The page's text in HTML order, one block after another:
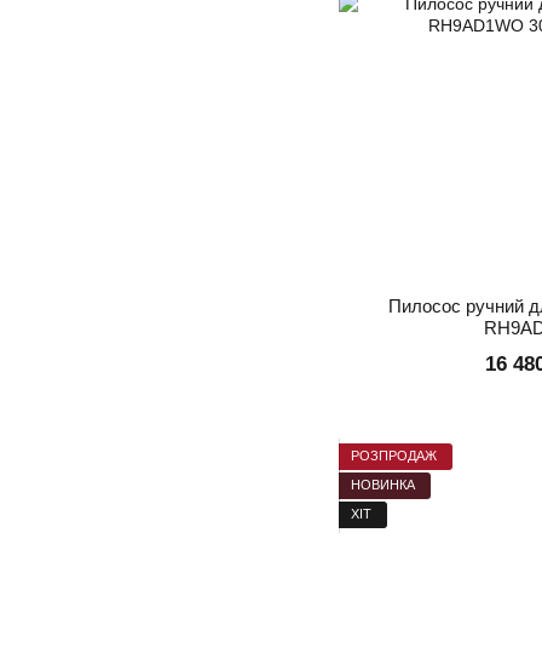
Пилосос ручний
16
РОЗПРОДАЖ
НОВИНКА
ХІТ